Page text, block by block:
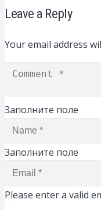
Leave a Reply
Your email address
Заполните поле
Заполните поле
Please enter a valid